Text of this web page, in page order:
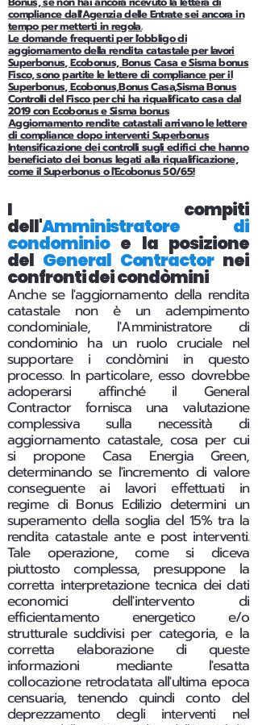
compliance dall'Agenzia delle Entrate sei ancora in
tempo per metterti in regola.
Le domande frequenti per l'obbligo di
aggiornamento della rendita catastale per lavori
Superbonus, Ecobonus, Bonus Casa e Sisma bonus
Fisco, sono partite le lettere di compliance per il
Superbonus, Ecobonus,Bonus Casa,Sisma Bonus
Controlli del Fisco per chi ha riqualificato casa dal
2019 con Ecobonus e Sisma bonus
Aggiornamento rendite catastali arrivano le lettere
di compliance dopo interventi Superbonus
Intensificazione dei controlli sugli edifici che hanno
beneficiato dei bonus legati alla riqualificazione,
come il Superbonus o l'Ecobonus 50/65!
I compiti
dell'Amministratore di
condominioe la posizione
del General Contractornei
confronti dei condòmini
Anche se l'aggiornamento della rendita
catastale non è un adempimento
condominiale, l'Amministratore di
condominio ha un ruolo cruciale nel
supportare i condòmini in questo
processo. In particolare, esso dovrebbe
adoperarsi affinché il General
Contractor fornisca una valutazione
complessiva sulla necessità di
aggiornamento catastale, cosa per cui
si propone Casa Energia Green,
determinando se l'incremento di valore
conseguente ai lavori effettuati in
regime di Bonus Edilizio determini un
superamento della soglia del 15% tra la
rendita catastale ante e post interventi.
Tale operazione, come si diceva
piuttosto complessa, presuppone la
corretta interpretazione tecnica dei dati
economici dell'intervento di
efficientamento energetico e/o
strutturale suddivisi per categoria, e la
corretta elaborazione di queste
informazioni mediante l'esatta
collocazione retrodatata all'ultima epoca
censuaria, tenendo quindi conto del
deprezzamento degli interventi nel